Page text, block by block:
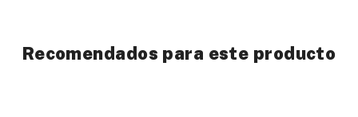
Recomendados para este producto